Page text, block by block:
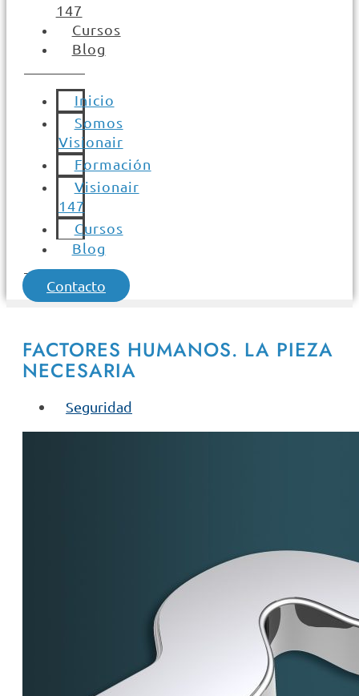
147
Cursos
Blog
Inicio
Somos
Visionair
Formación
Visionair
147
Cursos
Blog
Contacto
FACTORES HUMANOS. LA PIEZA
NECESARIA
Seguridad